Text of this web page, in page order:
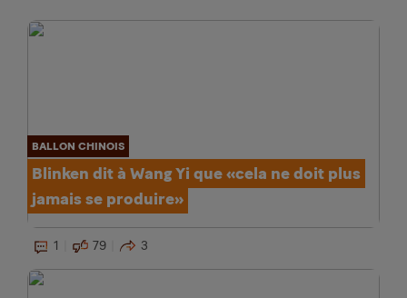
BALLON CHINOIS
Blinken dit à Wang Yi que «cela ne doit plus
jamais se produire»
1 79 3